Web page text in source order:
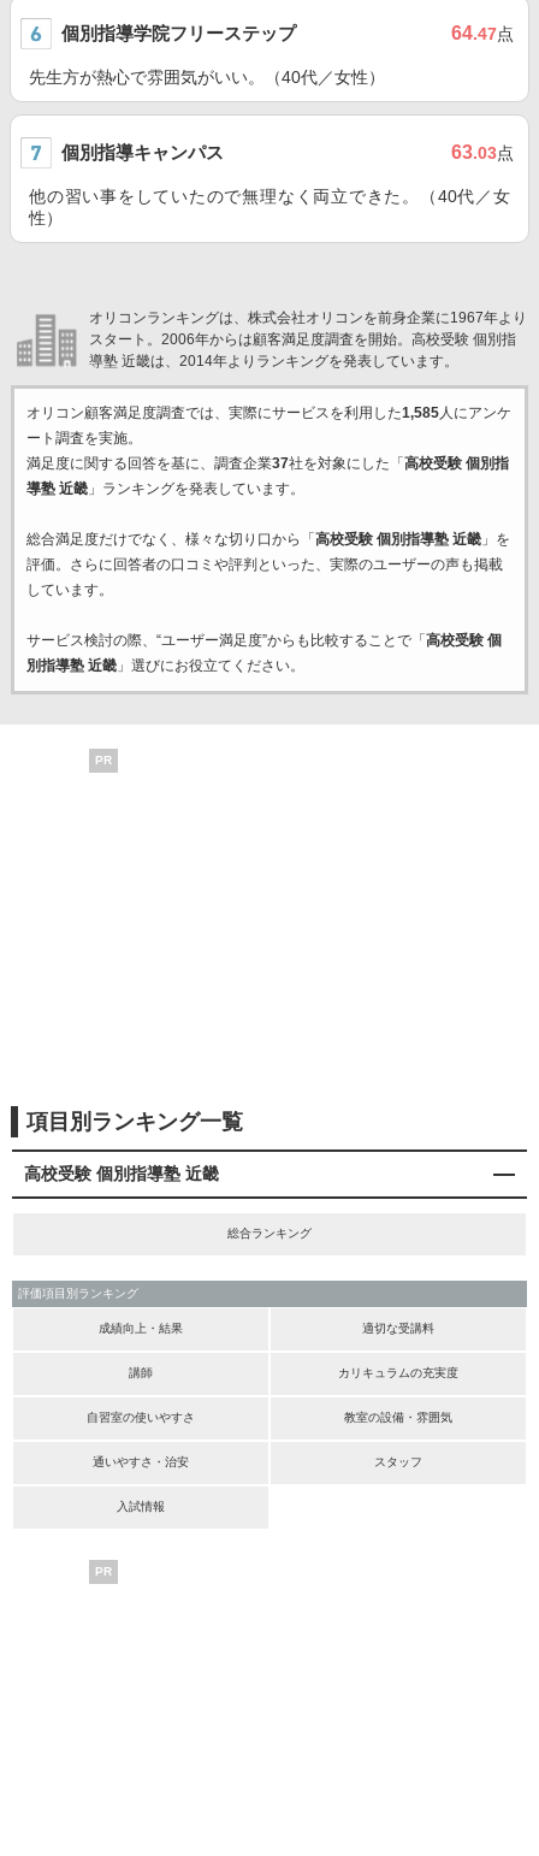
個別指導学院フリーステップ 64.47点
先生方が熱心で雰囲気がいい。（40代／女性）
個別指導キャンパス 63.03点
他の習い事をしていたので無理なく両立できた。（40代／女
性）
オリコンランキングは、株式会社オリコンを前身企業に1967年より
スタート。2006年からは顧客満足度調査を開始。高校受験 個別指
導塾 近畿は、2014年よりランキングを発表しています。
オリコン顧客満足度調査では、実際にサービスを利用した1,585人にアンケ
ート調査を実施。
満足度に関する回答を基に、調査企業37社を対象にした「 高校受験 個別指
導塾 近畿」ランキングを発表しています。
総合満足度だけでなく、様々な切り口から「 高校受験 個別指導塾 近畿」を
評価。さらに回答者の口コミや評判といった、実際のユーザーの声も掲載
しています。
サービス検討の際、“ユーザー満足度”からも比較することで「 高校受験 個
別指導塾 近畿」選びにお役立てください。
PR
項目別ランキング一覧
高校受験 個別指導塾 近畿
総合ランキング
評価項目別ランキング
成績向上・結果 適切な受講料
講師 カリキュラムの充実度
自習室の使いやすさ 教室の設備・雰囲気
通いやすさ・治安 スタッフ
入試情報
PR